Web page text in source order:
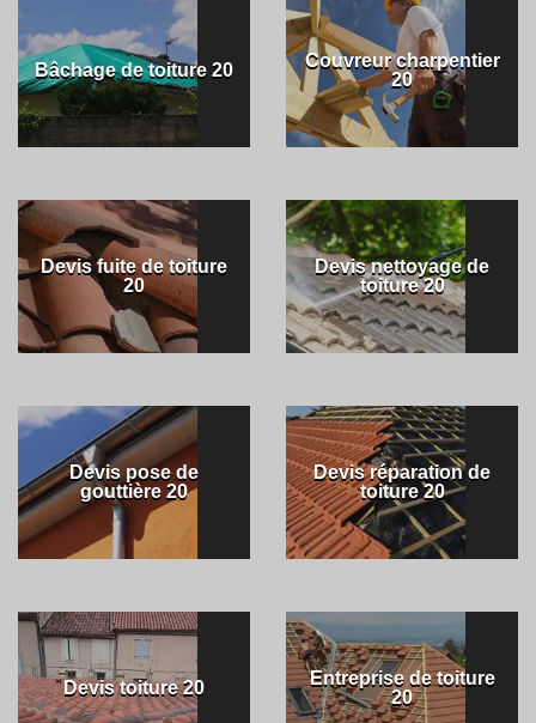
Bâchage de toiture 20
Couvreur charpentier
20
Devis fuite de toiture
20
Devis nettoyage de
toiture 20
Devis pose de
gouttière 20
Devis réparation de
toiture 20
Devis toiture 20
Entreprise de toiture
20